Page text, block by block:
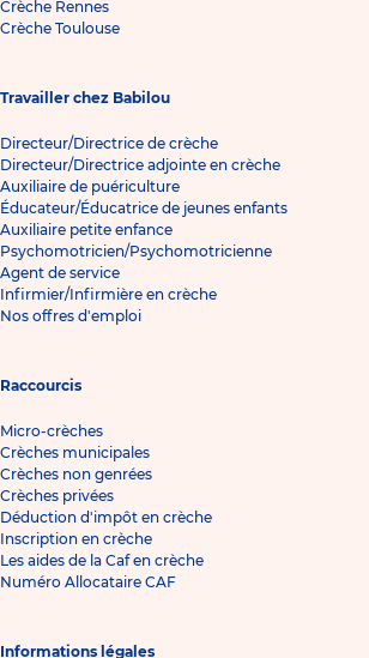
Crèche Rennes
Crèche Toulouse
Travailler chez Babilou
Directeur/Directrice de crèche
Directeur/Directrice adjointe en crèche
Auxiliaire de puériculture
Éducateur/Éducatrice de jeunes enfants
Auxiliaire petite enfance
Psychomotricien/Psychomotricienne
Agent de service
Infirmier/Infirmière en crèche
Nos offres d'emploi
Raccourcis
Micro-crèches
Crèches municipales
Crèches non genrées
Crèches privées
Déduction d'impôt en crèche
Inscription en crèche
Les aides de la Caf en crèche
Numéro Allocataire CAF
Informations légales